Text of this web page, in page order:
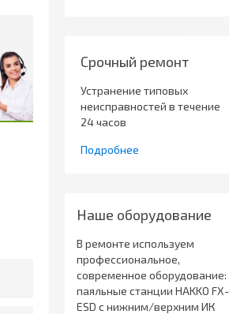
Срочный ремонт
Устранение типовых
неисправностей в течение
24 часов
Подробнее
Наше оборудование
В ремонте используем
профессиональное,
современное оборудование:
паяльные станции HAKKO
ESD с нижним/верхним ИК